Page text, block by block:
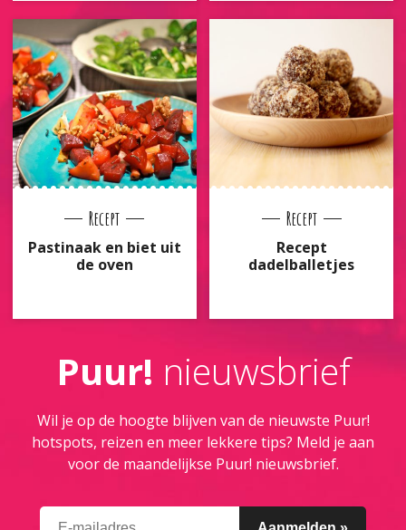
Recept
Pastinaak en biet uit
de oven
Recept
Recept
dadelballetjes
Puur! nieuwsbrief
Wil je op de hoogte blijven van de nieuwste Puur!
hotspots, reizen en meer lekkere tips? Meld je aan
voor de maandelijkse Puur! nieuwsbrief.